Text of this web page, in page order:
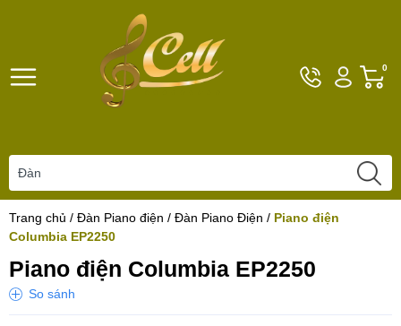
Hotline
0961017926
Tài
khoản
0
Trang chủ / Đàn Piano điện / Đàn Piano Điện / Piano điện
Columbia EP2250
Piano điện Columbia EP2250
So sánh